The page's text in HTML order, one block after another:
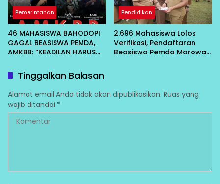
Pemerintahan
46 MAHASISWA BAHODOPI
GAGAL BEASISWA PEMDA,
AMKBB: “KEADILAN HARUS
ADILNYA”
Pendidikan
2.696 Mahasiswa Lolos
Verifikasi, Pendaftaran
Beasiswa Pemda Morowali
Tinggalkan Balasan
Alamat email Anda tidak akan dipublikasikan. Ruas yang
wajib ditandai *